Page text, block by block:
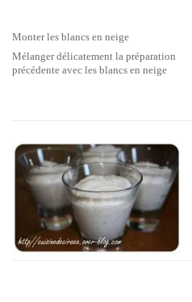
Monter les blancs en neige
Mélanger délicatement la préparation
précédente avec les blancs en neige